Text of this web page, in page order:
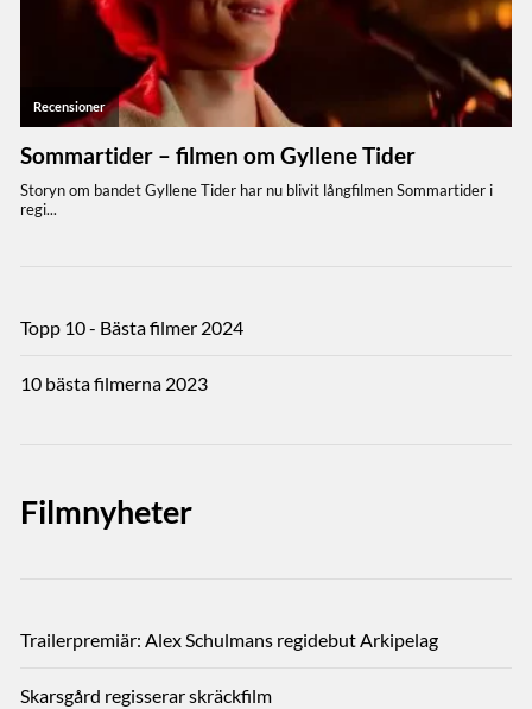
Topp 10 - Bästa filmer 2024
10 bästa filmerna 2023
Filmnyheter
Trailerpremiär: Alex Schulmans regidebut Arkipelag
Skarsgård regisserar skräckfilm